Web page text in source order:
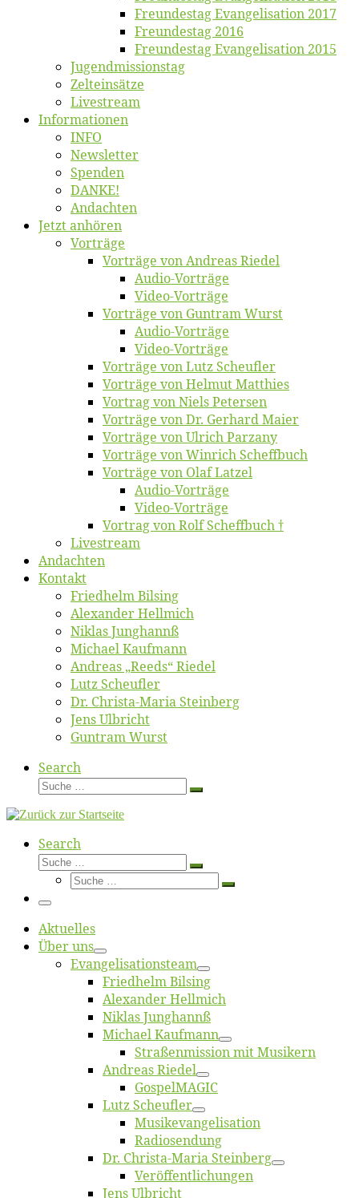
Freun­des­tag Evan­ge­li­sa­ti­on 2017
Freun­des­tag 2016
Freun­des­tag Evan­ge­li­sa­ti­on 2015
Jugend­mis­sions­tag
Zelt­ein­sät­ze
Live­stream
Informatio­nen
INFO
News­let­ter
Spen­den
DANKE!
An­dach­ten
Jetzt an­hö­ren
Vor­trä­ge
Vor­trä­ge von An­dre­as Riedel
Au­dio-Vor­trä­ge
Vi­deo-Vor­trä­ge
Vor­trä­ge von Gun­tram Wurst
Au­dio-Vor­trä­ge
Vi­deo-Vor­trä­ge
Vor­trä­ge von Lutz Scheufler
Vor­trä­ge von Hel­mut Matthies
Vor­trag von Niels Petersen
Vor­trä­ge von Dr. Ger­hard Maier
Vor­trä­ge von Ul­rich Parzany
Vor­trä­ge von Win­rich Scheffbuch
Vor­trä­ge von Olaf Latzel
Au­dio-Vor­trä­ge
Vi­deo-Vor­trä­ge
Vor­trag von Rolf Scheffbuch †
Live­stream
An­dach­ten
Kon­takt
Fried­helm Bilsing
Alex­an­der Hellmich
Ni­klas Junghannß
Mi­cha­el Kaufmann
An­dre­as „Reeds“ Riedel
Lutz Scheuf­ler
Dr. Chris­­ta-Ma­ria Steinberg
Jens Ulb­richt
Gun­tram Wurst
Search
Suche
Suche
Search
Suche
Suche
Suche
Suche
Menü
Ak­tu­el­les
Über uns
Evangelisa­tions­team
Fried­helm Bilsing
Alex­an­der Hellmich
Ni­klas Junghannß
Mi­cha­el Kaufmann
Straßenmis­sion mit Musikern
An­dre­as Riedel
Gos­pel­MA­GIC
Lutz Scheuf­ler
Musikevan­ge­li­sa­tion
Ra­dio­sen­dung
Dr. Chris­­ta-Ma­ria Steinberg
Ver­öf­fent­li­chun­gen
Jens Ulb­richt